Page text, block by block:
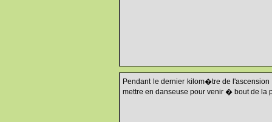
Pendant le dernier kilom�tre de
mettre en danseuse pour venir � bout de